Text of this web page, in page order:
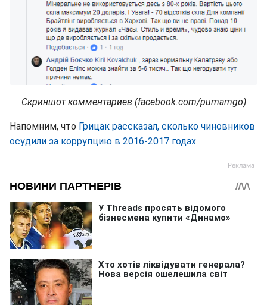
Скриншот комментариев (facebook.com/pumamgo)
Напомним, что Грицак рассказал, сколько чиновников
осудили за коррупцию в 2016-2017 годах.